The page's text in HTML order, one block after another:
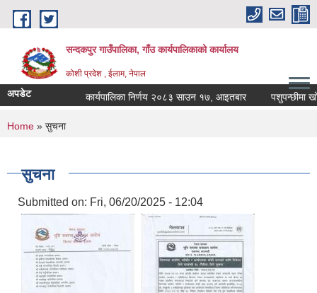
Skip to main content
सन्दकपुर गाउँपालिका, गाँउ कार्यपालिकाको कार्यालय
कोशी प्रदेश , ईलाम, नेपाल
अपडेट कार्यपालिका निर्णय २०८३ साउन १७, आइतबार पशुपन्छीमा खोप
You are here
Home » सुचना
सुचना
Submitted on: Fri, 06/20/2025 - 12:04